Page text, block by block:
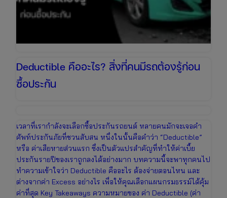
Deductible คืออะไร? สิ่งที่คนมีรถต้องรู้ก่อน
ซื้อประกัน
เวลาที่เรากำลังจะเลือกซื้อประกันรถยนต์ หลายคนมักจะเจอคำ
ศัพท์ประกันภัยที่ชวนสับสน หนึ่งในนั้นคือคำว่า “Deductible”
หรือ ค่าเสียหายส่วนแรก ซึ่งเป็นตัวแปรสำคัญที่ทำให้ค่าเบี้ย
ประกันรายปีของเราถูกลงได้อย่างมาก บทความนี้จะพาทุกคนไป
ทำความเข้าใจว่า Deductible คืออะไร ต้องจ่ายตอนไหน และ
ต่างจากค่า Excess อย่างไร เพื่อให้คุณเลือกแผนกรมธรรม์ได้คุ้ม
ค่าที่สุด Key Takeaways ความหมายของ ค่า Deductible (ค่า